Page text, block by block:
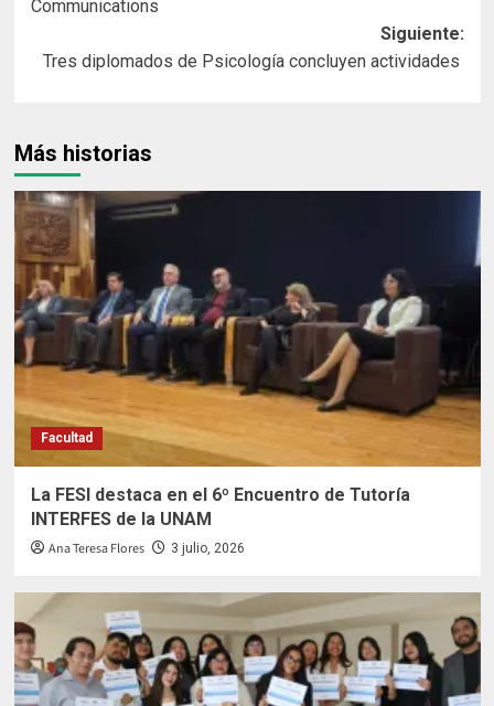
Communications
Siguiente:
Tres diplomados de Psicología concluyen actividades
Más historias
Facultad
La FESI destaca en el 6º Encuentro de Tutoría
INTERFES de la UNAM
Ana Teresa Flores 3 julio, 2026